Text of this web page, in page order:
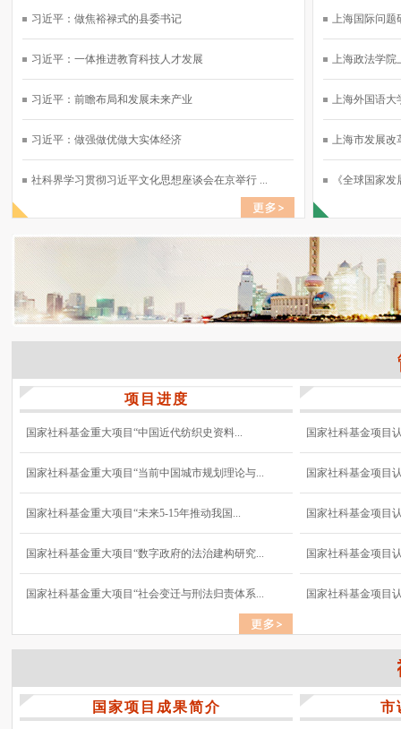
习近平：做焦裕禄式的县委书记
习近平：一体推进教育科技人才发展
习近平：前瞻布局和发展未来产业
习近平：做强做优做大实体经济
社科界学习贯彻习近平文化思想座谈会在京举行 ...
上海国际问题
上海政法学院
上海外国语大
上海市发展改
《全球国家
项目进度
国家社科基金重大项目“中国近代纺织史资料...
国家社科基金重大项目“当前中国城市规划理论与...
国家社科基金重大项目“未来5-15年推动我国...
国家社科基金重大项目“数字政府的法治建构研究...
国家社科基金重大项目“社会变迁与刑法归责体系...
国家社科基金项目
国家社科基金项目
国家社科基金项目
国家社科基金项目
国家社科基金项目
国家项目成果简介 市